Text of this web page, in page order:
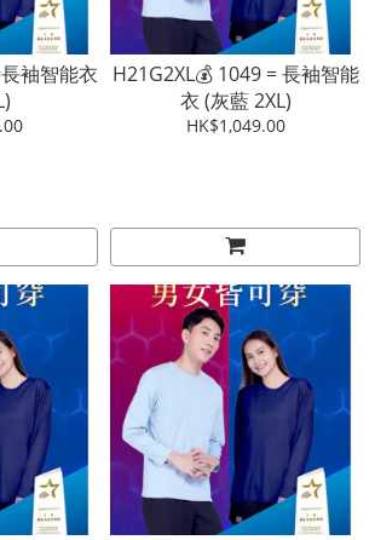
H21G2XL💰 1049 = 長袖智能
衣 (灰藍 2XL)
HK$1,049.00